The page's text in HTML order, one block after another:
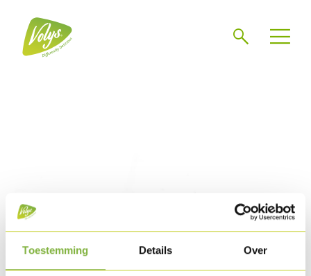
Toestemming Details Over